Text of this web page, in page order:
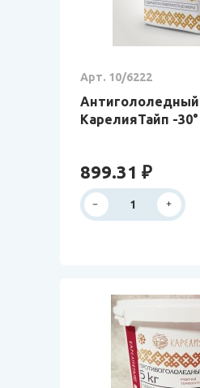
Арт. 10/6222
Антигололедный
КарелияТайп -30°
899.31 ₽